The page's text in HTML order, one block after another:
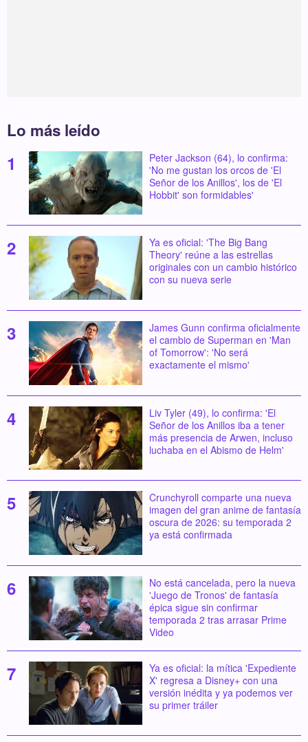
Lo más leído
Peter Jackson (64), lo confirma:
'No me gustan los orcos de 'El
Señor de los Anillos', los de 'El
Hobbit' son formidables'
Ya es oficial: 'The Big Bang
Theory' reúne a las estrellas
originales con un cambio histórico
con su nueva serie
James Gunn confirma oficialmente
el cambio de Superman en 'Man
of Tomorrow': 'No será
exactamente el mismo'
Liv Tyler (49), lo confirma: 'El
Señor de los Anillos iba a tener
más presencia de Arwen, incluso
luchaba en el Abismo de Helm'
Crunchyroll comparte una nueva
imagen del gran anime de fantasía
oscura de 2026: su temporada 2
ya está confirmada
No está cancelada, pero la nueva
'Juego de Tronos' de fantasía
épica sigue sin confirmar
temporada 2 tras arrasar Prime
Video
Ya es oficial: la mítica 'Expediente
X' regresa a Disney+ con una
versión inédita y ya podemos ver
su primer tráiler